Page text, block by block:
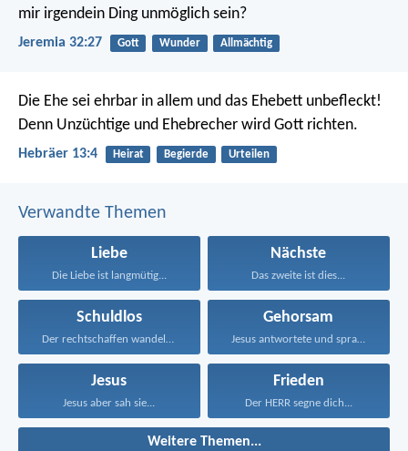
mir irgendein Ding unmöglich sein?
Jeremia 32:27 Gott Wunder Allmächtig
Die Ehe sei ehrbar in allem und das Ehebett unbefleckt!
Denn Unzüchtige und Ehebrecher wird Gott richten.
Hebräer 13:4 Heirat Begierde Urteilen
Verwandte Themen
Liebe
Die Liebe ist langmütig...
Nächste
Das zweite ist dies...
Schuldlos
Der rechtschaffen wandelt und...
Gehorsam
Jesus antwortete und sprach...
Jesus
Jesus aber sah sie...
Frieden
Der HERR segne dich...
Weitere Themen...